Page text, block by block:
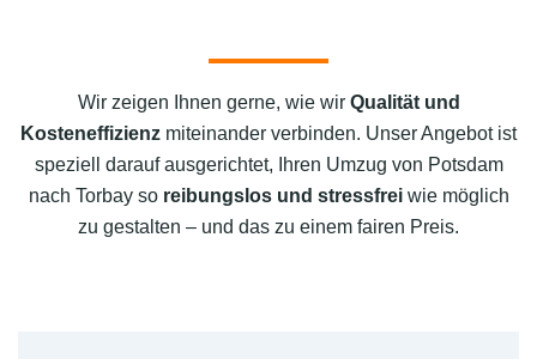
Wir zeigen Ihnen gerne, wie wir Qualität und
Kosteneffizienz miteinander verbinden. Unser Angebot ist
speziell darauf ausgerichtet, Ihren Umzug von Potsdam
nach Torbay so reibungslos und stressfreiwie möglich
zu gestalten – und das zu einem fairen Preis.